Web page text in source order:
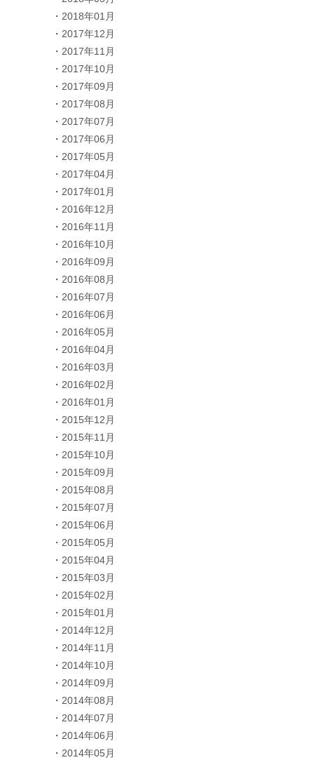
2018年01月
2017年12月
2017年11月
2017年10月
2017年09月
2017年08月
2017年07月
2017年06月
2017年05月
2017年04月
2017年01月
2016年12月
2016年11月
2016年10月
2016年09月
2016年08月
2016年07月
2016年06月
2016年05月
2016年04月
2016年03月
2016年02月
2016年01月
2015年12月
2015年11月
2015年10月
2015年09月
2015年08月
2015年07月
2015年06月
2015年05月
2015年04月
2015年03月
2015年02月
2015年01月
2014年12月
2014年11月
2014年10月
2014年09月
2014年08月
2014年07月
2014年06月
2014年05月